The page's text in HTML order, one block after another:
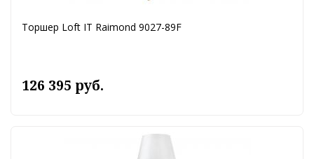
Торшер Loft IT Raimond 9027-89F
126 395 руб.